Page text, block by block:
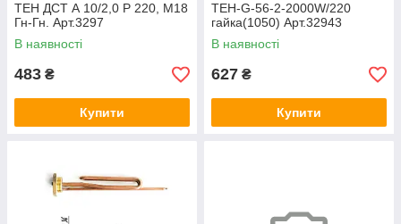
ТЕН ДСТ А 10/2,0 Р 220, М18
Гн-Гн. Арт.3297
В наявності
483 ₴
Купити
ТЕН-G-56-2-2000W/220
гайка(1050) Арт.32943
В наявності
627 ₴
Купити